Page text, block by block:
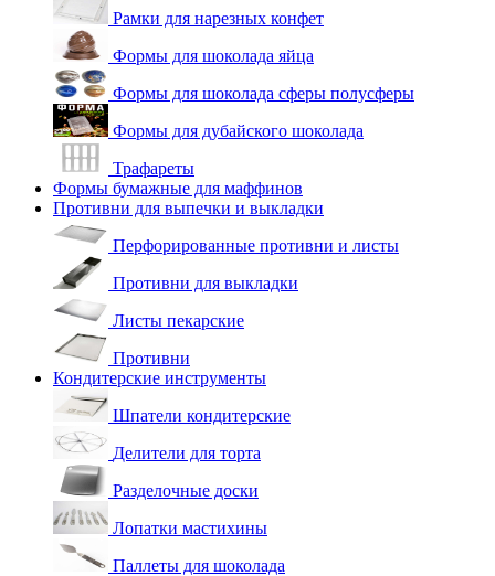
Рамки для нарезных конфет
Формы для шоколада яйца
Формы для шоколада сферы полусферы
Формы для дубайского шоколада
Трафареты
Формы бумажные для маффинов
Противни для выпечки и выкладки
Перфорированные противни и листы
Противни для выкладки
Листы пекарские
Противни
Кондитерские инструменты
Шпатели кондитерские
Делители для торта
Разделочные доски
Лопатки мастихины
Паллеты для шоколада